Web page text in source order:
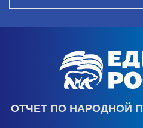
ОТЧЕТ ПО НАРОДНОЙ